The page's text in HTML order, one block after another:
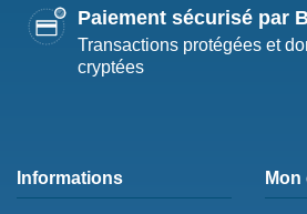
Paiement sécurisé par
Transactions protégées et
cryptées
Informations